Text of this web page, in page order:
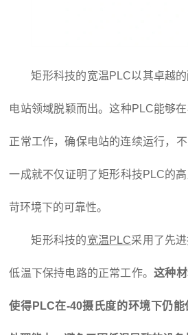
矩形科技的宽温PLC以其卓越
电站领域脱颖而出。这种PLC能够
正常工作，确保电站的连续运行，
一成就不仅证明了矩形科技PLC的
苛环境下的可靠性。
矩形科技的宽温PLC采用了先
低温下保持电路的正常工作。这种
使得PLC在-40摄氏度的环境下仍